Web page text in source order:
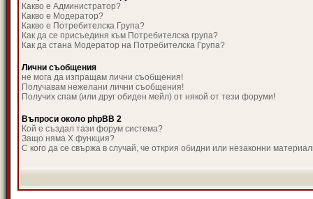
Какво е Администратор?
Какво е Модератор?
Какво е Потребителска Група?
Как да се присъединя към Потребителска група?
Как да стана Модератор на Потребителска Група?
Лични съобщения
не мога да изпращам лични съобщения!
Получавам нежелани лични съобщения!
Получих спам (или друг обиден мейл) от някой от тези форуми!
Въпроси около phpBB 2
Кой е създал тази форум система?
Защо няма X функция?
С кого да се свържа в случай, че открия обидни или незаконни